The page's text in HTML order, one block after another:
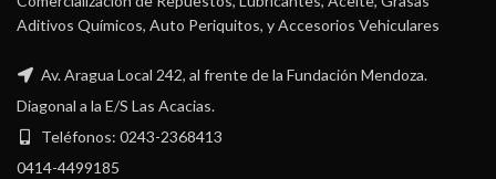
Aditivos Químicos, Auto Periquitos, y Accesorios Vehiculares
Av. Aragua Local 242, al frente de la Fundación Mendoza.
Diagonal a la E/S Las Acacias.
Teléfonos: 0243-2368413
0414-4499185